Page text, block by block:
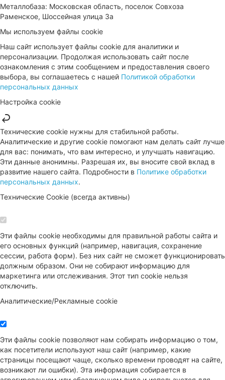
Металлобаза: Московская область, поселок Совхоза
Раменское, Шоссейная улица 3а
Мы используем файлы cookie
Наш сайт использует файлы cookie для аналитики и
персонализации. Продолжая использовать сайт после
ознакомления с этим сообщением и предоставления своего
выбора, вы соглашаетесь с нашей Политикой обработки
персональных данных
Настройка cookie
Технические cookie нужны для стабильной работы.
Аналитические и другие cookie помогают нам делать сайт лучше
для вас: понимать, что вам интересно, и улучшать навигацию.
Эти данные анонимны. Разрешая их, вы вносите свой вклад в
развитие нашего сайта. Подробности в Политике обработки
персональных данных.
Технические Cookie (всегда активны)
Эти файлы cookie необходимы для правильной работы сайта и
его основных функций (например, навигация, сохранение
сессии, работа форм). Без них сайт не сможет функционировать
должным образом. Они не собирают информацию для
маркетинга или отслеживания. Этот тип cookie нельзя
отключить.
Аналитические/Рекламные cookie
Эти файлы cookie позволяют нам собирать информацию о том,
как посетители используют наш сайт (например, какие
страницы посещают чаще, сколько времени проводят на сайте,
возникают ли ошибки). Эта информация собирается в